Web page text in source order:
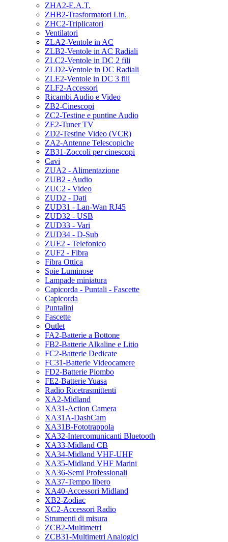
ZHA2-E.A.T.
ZHB2-Trasformatori Lin.
ZHC2-Triplicatori
Ventilatori
ZLA2-Ventole in AC
ZLB2-Ventole in AC Radiali
ZLC2-Ventole in DC 2 fili
ZLD2-Ventole in DC Radiali
ZLE2-Ventole in DC 3 fili
ZLF2-Accessori
Ricambi Audio e Video
ZB2-Cinescopi
ZC2-Testine e puntine Audio
ZE2-Tuner TV
ZD2-Testine Video (VCR)
ZA2-Antenne Telescopiche
ZB31-Zoccoli per cinescopi
Cavi
ZUA2 - Alimentazione
ZUB2 - Audio
ZUC2 - Video
ZUD2 - Dati
ZUD31 - Lan-Wan RJ45
ZUD32 - USB
ZUD33 - Vari
ZUD34 - D-Sub
ZUE2 - Telefonico
ZUF2 - Fibra
Fibra Ottica
Spie Luminose
Lampade miniatura
Capicorda - Puntali - Fascette
Capicorda
Puntalini
Fascette
Outlet
FA2-Batterie a Bottone
FB2-Batterie Alkaline e Litio
FC2-Batterie Dedicate
FC31-Batterie Videocamere
FD2-Batterie Piombo
FE2-Batterie Yuasa
Radio Ricetrasmittenti
XA2-Midland
XA31-Action Camera
XA31A-DashCam
XA31B-Fototrappola
XA32-Intercomunicanti Bluetooth
XA33-Midland CB
XA34-Midland VHF-UHF
XA35-Midland VHF Marini
XA36-Semi Professionali
XA37-Tempo libero
XA40-Accessori Midland
XB2-Zodiac
XC2-Accessori Radio
Strumenti di misura
ZCB2-Multimetri
ZCB31-Multimetri Analogici